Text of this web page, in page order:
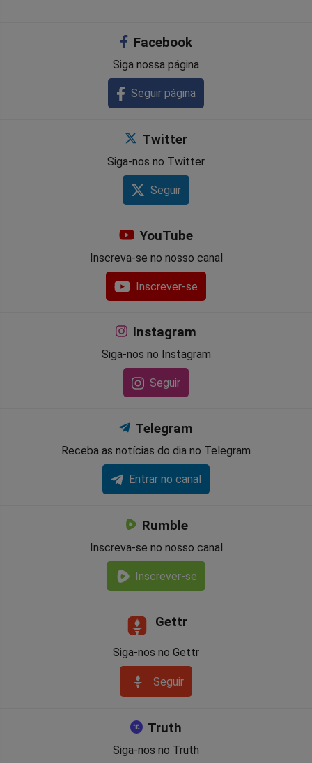
Facebook
Siga nossa página
Seguir página
Twitter
Siga-nos no Twitter
Seguir
YouTube
Inscreva-se no nosso canal
Inscrever-se
Instagram
Siga-nos no Instagram
Seguir
Telegram
Receba as notícias do dia no Telegram
Entrar no canal
Rumble
Inscreva-se no nosso canal
Inscrever-se
Gettr
Siga-nos no Gettr
Seguir
Truth
Siga-nos no Truth